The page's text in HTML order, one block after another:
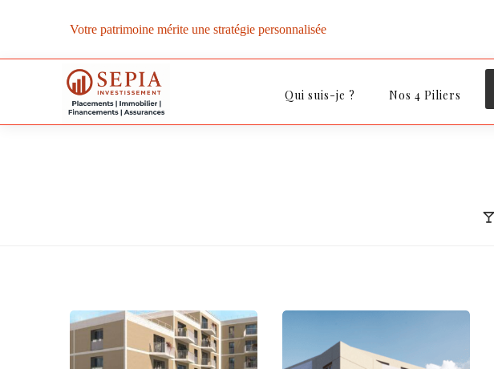
Votre patrimoine mérite une stratégie personnalisée
Qui suis-je ? Nos 4 Piliers